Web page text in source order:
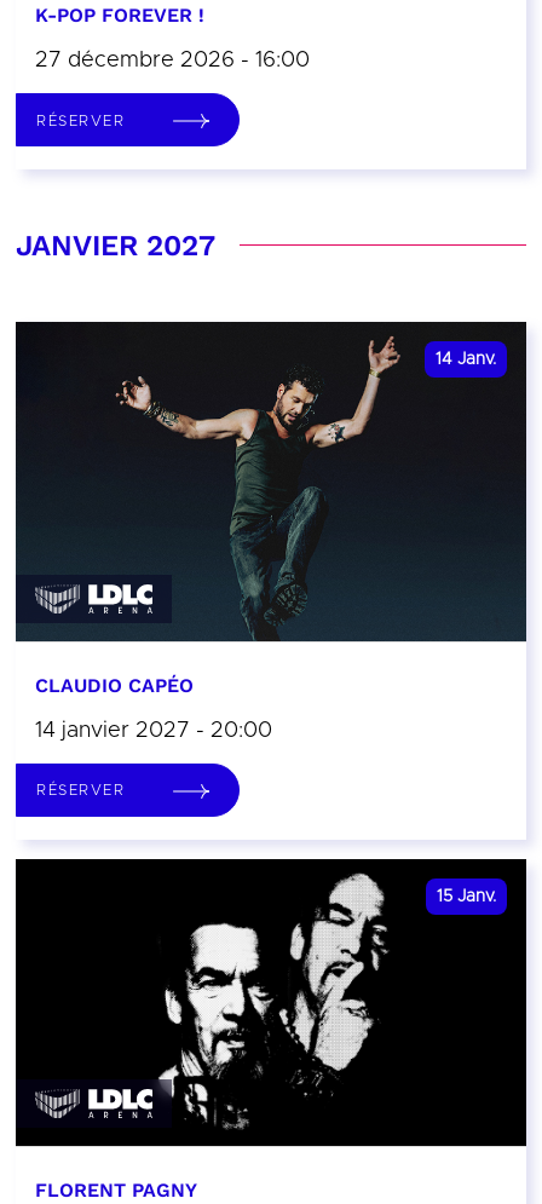
K-POP FOREVER !
27 décembre 2026 - 16:00
RÉSERVER
JANVIER 2027
14 Janv.
CLAUDIO CAPÉO
14 janvier 2027 - 20:00
RÉSERVER
15 Janv.
FLORENT PAGNY